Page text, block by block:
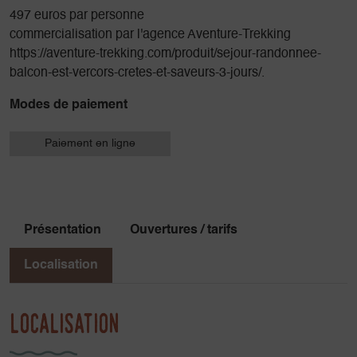
497 euros par personne
commercialisation par l'agence Aventure-Trekking
https://aventure-trekking.com/produit/sejour-randonnee-
balcon-est-vercors-cretes-et-saveurs-3-jours/.
Modes de paiement
Paiement en ligne
Présentation Ouvertures / tarifs
Localisation
Localisation